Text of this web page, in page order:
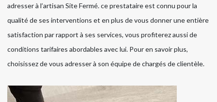
adresser à l’artisan Site Fermé. ce prestataire est connu pour la
qualité de ses interventions et en plus de vous donner une entière
satisfaction par rapport à ses services, vous profiterez aussi de
conditions tarifaires abordables avec lui. Pour en savoir plus,
choisissez de vous adresser à son équipe de chargés de clientèle.